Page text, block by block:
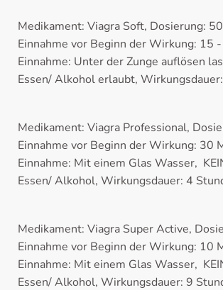
Medikament: Viagra Soft, Dosierung:
Einnahme vor Beginn der Wirkung: 15
Einnahme: Unter der Zunge auflösen
Essen/ Alkohol erlaubt,
Medikament: Viagra Professional,
Einnahme vor Beginn der Wirkung: 30
Einnahme: Mit einem Glas Wasser,
Essen/ Alkohol, Wirkungsdauer: 4
Medikament: Viagra Super Active,
Einnahme vor Beginn der Wirkung: 10
Einnahme: Mit einem Glas Wasser,
Essen/ Alkohol, Wirkungsdauer: 9